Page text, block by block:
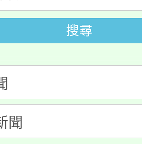
)教師甄選結果(
國文化大學推廣
》溝通分析基
迎學生輔導中心
諮商輔導、社會
生報名參加。
栗縣政府辦理
校園短影音徵選
簡章及活動海報
名參加。
市補助參觀特色
動實施計畫」
度「教育部表揚
推展貢獻獎」
搜尋